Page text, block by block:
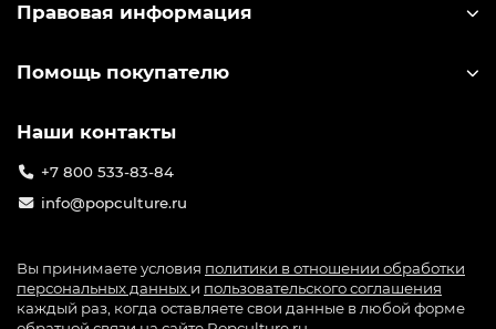
Правовая информация
Помощь покупателю
Наши контакты
+7 800 533-83-84
info@popculture.ru
Вы принимаете условия политики в отношении обработки
персональных данных и пользовательского соглашения
каждый раз, когда оставляете свои данные в любой форме